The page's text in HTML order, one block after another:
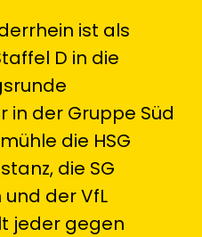
ist als
D in die
in der Gruppe Süd
die HSG
die SG
der VfL
jeder gegen